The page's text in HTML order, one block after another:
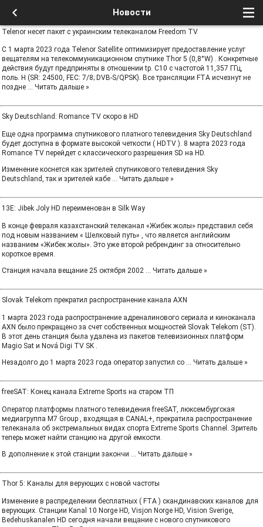
Новости
Telenor несет пакет с украинским телеканалом Freedom TV
С 1 марта 2023 года Telenor Satellite оптимизирует предоставление услуг
вещателям на телекоммуникационном спутнике Thor 5 (0,8°W) . Конкретные
действия будут предприняты в отношении tp. С10 с частотой 11,357 ГГц,
поль. H (SR: 24500, FEC: 7/8; DVB-S/QPSK). Все трансляции FTA исчезнут не
поздне ... Читать дальше »
Sky Deutschland: Romance TV скоро в HD
Еще одна программа спутникового платного телевидения Sky Deutschland
будет доступна в формате высокой четкости ( HDTV ). 8 марта 2023 года
Romance TV перейдет с классического разрешения SD на HD.
Изменение коснется как зрителей спутникового телевидения Sky
Deutschland, так и зрителей кабе ... Читать дальше »
13E: Jibek Joly HD переименован в Silk Way
В конце февраля казахстанский телеканал «Жибек жолы» представил себя
под новым названием « Шелковый путь» , что является английским
названием «Жибек жолы». Это уже второй ребрендинг за относительно
короткое время.
Станция начала вещание 25 октября 2002 ... Читать дальше »
Slovak Telekom прекратил распространение канала AXN
1 марта 2023 года распространение адреналинового сериала и киноканала
AXN было прекращено за счет собственных мощностей Slovak Telekom (ST).
В этот день станция была удалена из пакетов телевизионных платформ
Magio Sat и Nová Digi TV SK .
Незадолго до 1 марта 2023 года оператор запустил со ... Читать дальше »
freeSAT: Конец канала Extreme Sports на старом ТП
Оператор платформы платного телевидения freeSAT, люксембургская
медиагруппа M7 Group , входящая в CANAL+, прекратила распространение
телеканала об экстремальных видах спорта Extreme Sports Channel. Зритель
теперь может найти станцию ​​на другой емкости.
В дополнение к этой станции закончи ... Читать дальше »
Thor 5: Каналы для верующих с новой частоты
Изменение в распределении бесплатных ( FTA ) скандинавских каналов для
верующих. Станции Kanal 10 Norge HD, Visjon Norge HD, Vision Sverige,
Bedehuskanalen HD сегодня начали вещание с нового спутникового